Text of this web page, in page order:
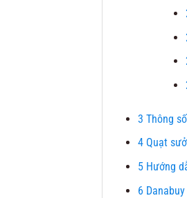
3 Thông
4Quạt
5Hướng
6